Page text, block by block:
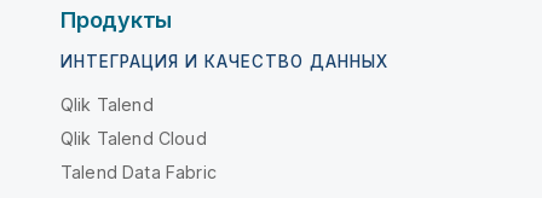
Продукты
ИНТЕГРАЦИЯ И КАЧЕСТВО ДАННЫХ
Qlik Talend
Qlik Talend Cloud
Talend Data Fabric